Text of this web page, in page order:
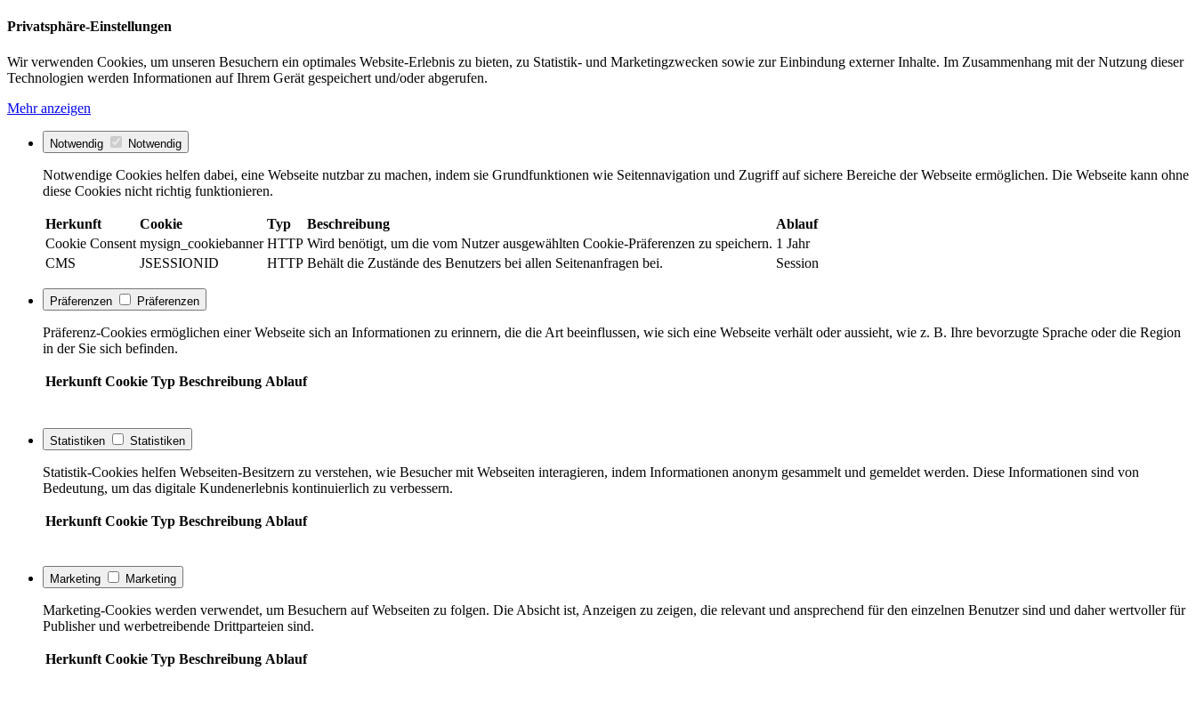
Privatsphäre-Einstellungen
Wir verwenden Cookies, um unseren Besuchern ein optimales Website-Erlebnis zu bieten, zu Statistik- und Marketingzwecken sowie zur Einbindung externer Inhalte. Im Zusammenhang mit der Nutzung dieser
Technologien werden Informationen auf Ihrem Gerät gespeichert und/oder abgerufen.
Mehr anzeigen
Notwendig Notwendig
Notwendige Cookies helfen dabei, eine Webseite nutzbar zu machen, indem sie Grundfunktionen wie Seitennavigation und Zugriff auf sichere Bereiche der Webseite ermöglichen. Die Webseite kann ohne
diese Cookies nicht richtig funktionieren.
Herkunft Cookie Typ Beschreibung
Ablauf
Cookie Consent mysign_cookiebanner HTTP Wird benötigt, um die vom Nutzer ausgewählten Cookie-Präferenzen zu speichern. 1 Jahr
CMS
JSESSIONID HTTP Behält die Zustände des Benutzers bei allen Seitenanfragen bei. Session
Präferenzen Präferenzen
Präferenz-Cookies ermöglichen einer Webseite sich an Informationen zu erinnern, die die Art beeinflussen, wie sich eine Webseite verhält oder aussieht, wie z. B. Ihre bevorzugte Sprache oder die Region
in der Sie sich befinden.
Herkunft Cookie Typ Beschreibung Ablauf
Statistiken Statistiken
Statistik-Cookies helfen Webseiten-Besitzern zu verstehen, wie Besucher mit Webseiten interagieren, indem Informationen anonym gesammelt und gemeldet werden. Diese Informationen sind von
Bedeutung, um das digitale Kundenerlebnis kontinuierlich zu verbessern.
Herkunft Cookie Typ Beschreibung Ablauf
Marketing Marketing
Marketing-Cookies werden verwendet, um Besuchern auf Webseiten zu folgen. Die Absicht ist, Anzeigen zu zeigen, die relevant und ansprechend für den einzelnen Benutzer sind und daher wertvoller für
Publisher und werbetreibende Drittparteien sind.
Herkunft Cookie Typ Beschreibung Ablauf